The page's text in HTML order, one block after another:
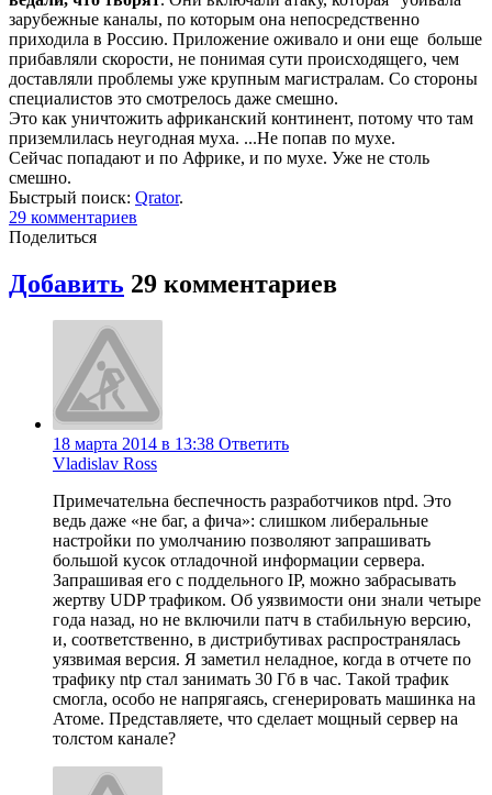
зарубежные каналы, по которым она непосредственно
приходила в Россию. Приложение оживало и они еще больше
прибавляли скорости, не понимая сути происходящего, чем
доставляли проблемы уже крупным магистралам. Со стороны
специалистов это смотрелось даже смешно.
Это как уничтожить африканский континент, потому что там
приземлилась неугодная муха. ...Не попав по мухе.
Сейчас попадают и по Африке, и по мухе. Уже не столь
смешно.
Быстрый поиск: Qrator.
29 комментариев
Поделиться
Добавить 29 комментариев
18 марта 2014 в 13:38 Ответить
Vladislav Ross
Примечательна беспечность разработчиков ntpd. Это
ведь даже «не баг, а фича»: слишком либеральные
настройки по умолчанию позволяют запрашивать
большой кусок отладочной информации сервера.
Запрашивая его с поддельного IP, можно забрасывать
жертву UDP трафиком. Об уязвимости они знали четыре
года назад, но не включили патч в стабильную версию,
и, соответственно, в дистрибутивах распространялась
уязвимая версия. Я заметил неладное, когда в отчете по
трафику ntp стал занимать 30 Гб в час. Такой трафик
смогла, особо не напрягаясь, сгенерировать машинка на
Атоме. Представляете, что сделает мощный сервер на
толстом канале?